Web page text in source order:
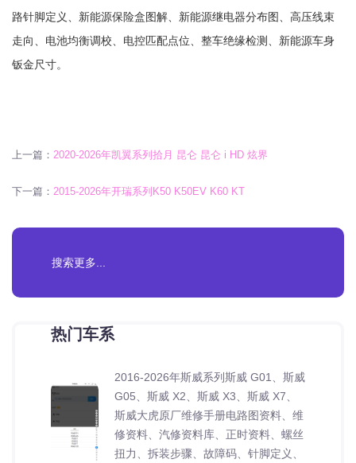
路针脚定义、新能源保险盒图解、新能源继电器分布图、高压线束
走向、电池均衡调校、电控匹配点位、整车绝缘检测、新能源车身
钣金尺寸。
上一篇： 2020-2026年凯翼系列拾月 昆仑 昆仑 i HD 炫界
下一篇： 2015-2026年开瑞系列K50 K50EV K60 KT
热门车系
2016-2026年斯威系列斯威 G01、斯威
G05、斯威 X2、斯威 X3、斯威 X7、
斯威大虎原厂维修手册电路图资料、维
修资料、汽修资料库、正时资料、螺丝
扭力、拆装步骤、故障码、针脚定义、